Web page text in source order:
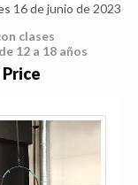
16 de junio de 2023
clases
12 a 18 años